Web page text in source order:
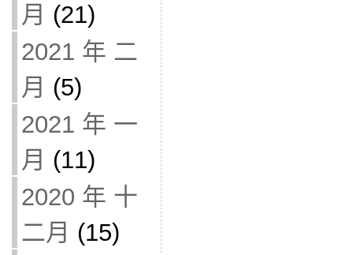
月 (21)
2021 年 二
月 (5)
2021 年 一
月 (11)
2020 年 十
二月 (15)